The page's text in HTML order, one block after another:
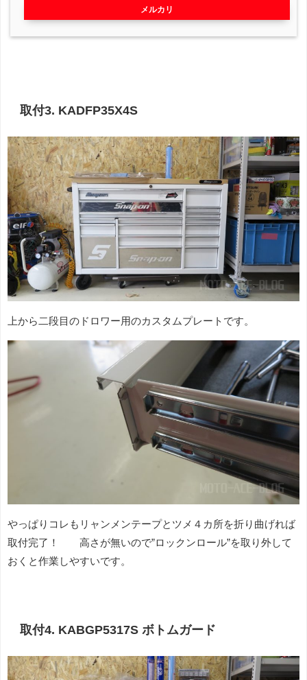
メルカリ
取付3. KADFP35X4S
上から二段目のドロワー用のカスタムプレートです。
やっぱりコレもリャンメンテープとツメ４カ所を折り曲げれば
取付完了！ 高さが無いので”ロックンロール”を取り外して
おくと作業しやすいです。
取付4. KABGP5317S ボトムガード